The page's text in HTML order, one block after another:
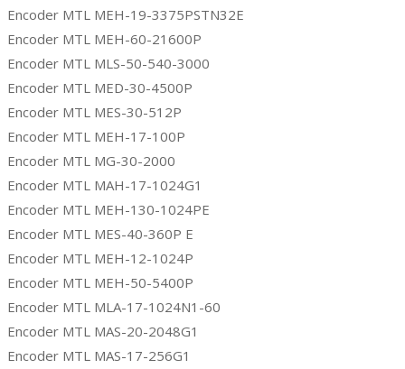
Encoder MTL MEH-19-3375PSTN32E
Encoder MTL MEH-60-21600P
Encoder MTL MLS-50-540-3000
Encoder MTL MED-30-4500P
Encoder MTL MES-30-512P
Encoder MTL MEH-17-100P
Encoder MTL MG-30-2000
Encoder MTL MAH-17-1024G1
Encoder MTL MEH-130-1024PE
Encoder MTL MES-40-360P E
Encoder MTL MEH-12-1024P
Encoder MTL MEH-50-5400P
Encoder MTL MLA-17-1024N1-60
Encoder MTL MAS-20-2048G1
Encoder MTL MAS-17-256G1